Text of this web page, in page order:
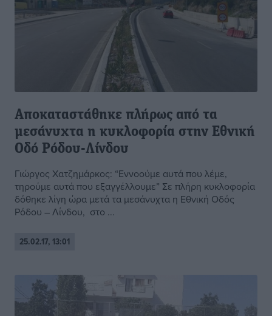
Αποκαταστάθηκε πλήρως από τα
μεσάνυχτα η κυκλοφορία στην Εθνική
Οδό Ρόδου-Λίνδου
Γιώργος Χατζημάρκος: “Εννοούμε αυτά που λέμε,
τηρούμε αυτά που εξαγγέλλουμε” Σε πλήρη κυκλοφορία
δόθηκε λίγη ώρα μετά τα μεσάνυχτα η Εθνική Οδός
Ρόδου – Λίνδου, στο ...
25.02.17, 13:01